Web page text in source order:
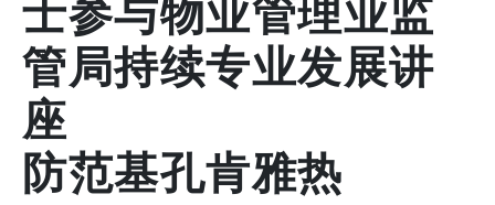
士参与物业管理业监
管局持续专业发展讲
座
​​​​​​​防范基孔肯雅热